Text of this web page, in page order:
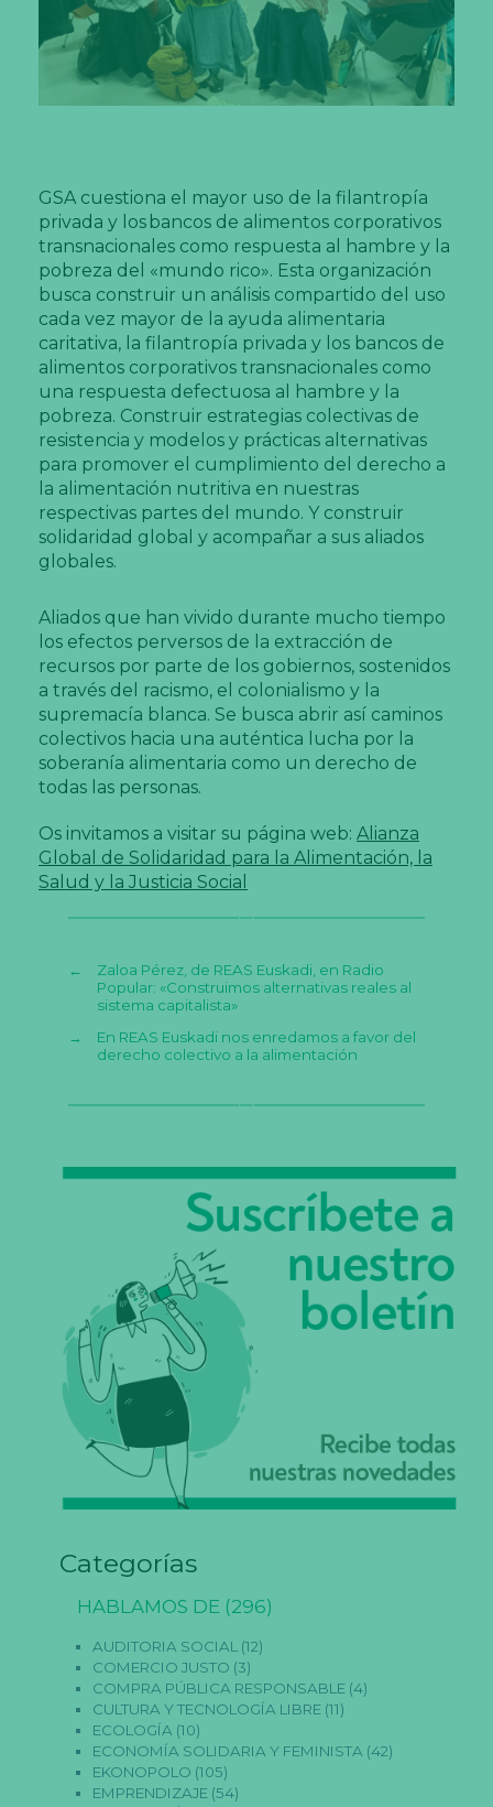
GSA cuestiona el mayor uso de la filantropía
privada y los bancos de alimentos corporativos
transnacionales como respuesta al hambre y la
pobreza del «mundo rico». Esta organización
busca construir un análisis compartido del uso
cada vez mayor de la ayuda alimentaria
caritativa, la filantropía privada y los bancos de
alimentos corporativos transnacionales como
una respuesta defectuosa al hambre y la
pobreza. Construir estrategias colectivas de
resistencia y modelos y prácticas alternativas
para promover el cumplimiento del derecho a
la alimentación nutritiva en nuestras
respectivas partes del mundo. Y construir
solidaridad global y acompañar a sus aliados
globales.
Aliados que han vivido durante mucho tiempo
los efectos perversos de la extracción de
recursos por parte de los gobiernos, sostenidos
a través del racismo, el colonialismo y la
supremacía blanca. Se busca abrir así caminos
colectivos hacia una auténtica lucha por la
soberanía alimentaria como un derecho de
todas las personas.
Os invitamos a visitar su página web: Alianza
Global de Solidaridad para la Alimentación, la
Salud y la Justicia Social
←
Zaloa Pérez, de REAS Euskadi, en Radio
Popular: «Construimos alternativas reales al
sistema capitalista»
→
En REAS Euskadi nos enredamos a favor del
derecho colectivo a la alimentación
Categorías
HABLAMOS DE (296)
AUDITORIA SOCIAL (12)
COMERCIO JUSTO (3)
COMPRA PÚBLICA RESPONSABLE(4)
CULTURA Y TECNOLOGÍA LIBRE(11)
ECOLOGÍA (10)
ECONOMÍA SOLIDARIA Y FEMINISTA (42)
EKONOPOLO (105)
EMPRENDIZAJE(54)